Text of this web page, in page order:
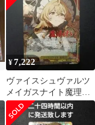
¥7,222
ヴァイスシュヴァルツ
メイガスナイト魔理沙
sr★★★